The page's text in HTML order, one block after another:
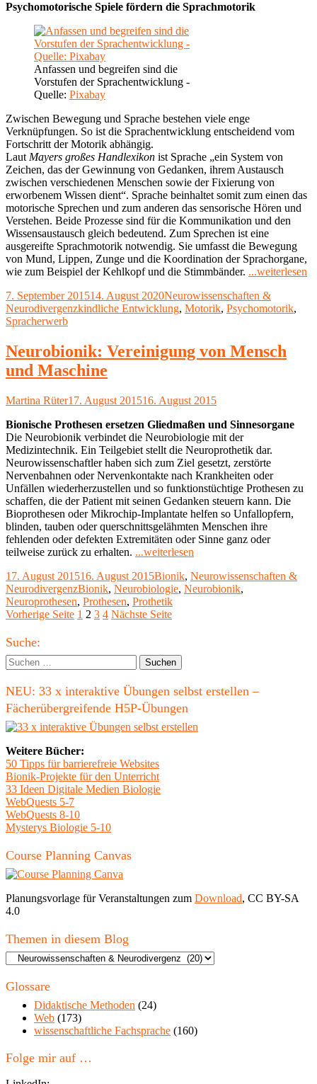
Psychomotorische Spiele fördern die Sprachmotorik
Anfassen und begreifen sind die
Vorstufen der Sprachentwicklung -
Quelle: Pixabay
Zwischen Bewegung und Sprache bestehen viele enge
Verknüpfungen. So ist die Sprachentwicklung entscheidend vom
Fortschritt der Motorik abhängig.
Laut Mayers großes Handlexikon ist Sprache „ein System von
Zeichen, das der Gewinnung von Gedanken, ihrem Austausch
zwischen verschiedenen Menschen sowie der Fixierung von
erworbenem Wissen dient“. Sprache beinhaltet somit zum einen das
motorische Sprechen und zum anderen das sensorische Hören und
Verstehen. Beide Prozesse sind für die Kommunikation und den
Wissensaustausch gleich bedeutend. Zum Sprechen ist eine
ausgereifte Sprachmotorik notwendig. Sie umfasst die Bewegung
von Mund, Lippen, Zunge und die Koordination der Sprachorgane,
wie zum Beispiel der Kehlkopf und die Stimmbänder. ...weiterlesen
Veröffentlicht
am
7. September 201514. August 2020Kategorien
Neurowissenschaften &
NeurodivergenzSchlagwörter
kindliche Entwicklung, Motorik, Psychomotorik,
Spracherwerb
Neurobionik: Vereinigung von Mensch
und Maschine
Autor
Martina RüterVeröffentlicht
17. August 201516. August 2015
Bionische Prothesen ersetzen Gliedmaßen und Sinnesorgane
Die Neurobionik verbindet die Neurobiologie mit der
Medizintechnik. Ein Teilgebiet stellt die Neuroprothetik dar.
Neurowissenschaftler haben sich zum Ziel gesetzt, zerstörte
Nervenbahnen oder Nervenkontakte nach Krankheiten oder
Unfällen wiederherzustellen und so funktionstüchtige Prothesen zu
schaffen, die der Patient mit seinen Gedanken steuern kann. Die
Bioprothesen oder Mikrochip-Implantate helfen so Unfallopfern,
blinden, tauben oder querschnittsgelähmten Menschen ihre
fehlenden oder defekten Extremitäten oder Sinne ganz oder
teilweise zurück zu erhalten. ...weiterlesen
von
Mensch
Veröffentlicht
am
17. August 201516. August 2015Kategorien
Bionik, Neurowissenschaften &
NeurodivergenzSchlagwörter
Bionik, Neurobiologie, Neurobionik,
Neuroprothesen, Prothesen, Prothetik
Seitennummerierung
der
Beiträge
Vorherige Seite Seite
1 Seite
2 Seite
3 Seite
4 Nächste Seite
Haupt-
Seitenleiste
Suche:
Suchen
nach:
NEU: 33 x interaktive Übungen selbst erstellen –
Fächerübergreifende H5P-Übungen
Weitere Bücher:
50 Tipps für barrierefreie Websites
Bionik-Projekte für den Unterricht
33 Ideen Digitale Medien Biologie
WebQuests 5-7
WebQuests 8-10
Mysterys Biologie 5-10
Course Planning Canvas
Planungsvorlage für Veranstaltungen zum Download, CC BY-SA
4.0
Themen in diesem Blog
Themen
diesem
Glossare
Didaktische Methoden (24)
Web (173)
wissenschaftliche Fachsprache (160)
Folge mir auf …